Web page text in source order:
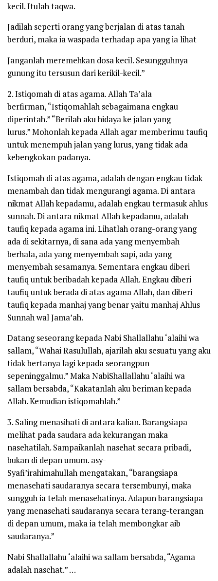
kecil. Itulah taqwa.
Jadilah seperti orang yang berjalan di atas tanah
berduri, maka ia waspada terhadap apa yang ia lihat
Janganlah meremehkan dosa kecil. Sesungguhnya
gunung itu tersusun dari kerikil-kecil.”
2. Istiqomah di atas agama. Allah Ta’ala
berfirman,“Istiqomahlah sebagaimana engkau
diperintah.” “Berilah aku hidaya ke jalan yang
lurus.”Mohonlah kepada Allah agar memberimu taufiq
untuk menempuh jalan yang lurus, yang tidak ada
kebengkokan padanya.
Istiqomah di atas agama, adalah dengan engkau tidak
menambah dan tidak mengurangi agama. Di antara
nikmat Allah kepadamu, adalah engkau termasuk ahlus
sunnah. Di antara nikmat Allah kepadamu, adalah
taufiq kepada agama ini. Lihatlah orang-orang yang
ada di sekitarnya, di sana ada yang menyembah
berhala, ada yang menyembah sapi, ada yang
menyembah sesamanya. Sementara engkau diberi
taufiq untuk beribadah kepada Allah. Engkau diberi
taufiq untuk berada di atas agama Allah, dan diberi
taufiq kepada manhaj yang benar yaitu manhaj Ahlus
Sunnah wal Jama’ah.
Datang seseorang kepada Nabi Shallallahu ‘alaihi wa
sallam,“Wahai Rasulullah, ajarilah aku sesuatu yang aku
tidak bertanya lagi kepada seorangpun
sepeninggalmu.” Maka NabiShallallahu ‘alaihi wa
sallambersabda,“Kakatanlah aku beriman kepada
Allah. Kemudian istiqomahlah.”
3. Saling menasihati di antara kalian. Barangsiapa
melihat pada saudara ada kekurangan maka
nasehatilah. Sampaikanlah nasehat secara pribadi,
bukan di depan umum. asy-
Syafi’irahimahullah mengatakan, “barangsiapa
menasehati saudaranya secara tersembunyi, maka
sungguh ia telah menasehatinya. Adapun barangsiapa
yang menasehati saudaranya secara terang-terangan
di depan umum, maka ia telah membongkar aib
saudaranya.”
Nabi Shallallahu ‘alaihi wa sallambersabda, “Agama
adalah nasehat.” …